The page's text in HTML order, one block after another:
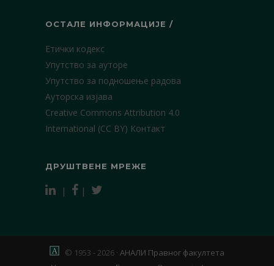
ОСТАЛЕ ИНФОРМАЦИЈЕ /
Етички кодекс
Упутство за ауторе
Упутство за подношење радова
Ауторска изјава
Creative Commons Attribution 4.0
International (CC BY) Контакт
ДРУШТВЕНЕ МРЕЖЕ
| |
© 1953 - 2026 · АНАЛИ Правног факултета